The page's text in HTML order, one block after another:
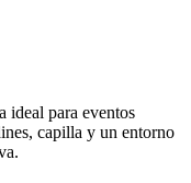
ideal para eventos
capilla y un entorno